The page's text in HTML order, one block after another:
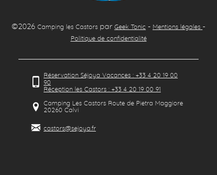
©2026 Camping les Castors par Geek Tonic - Mentions légales -
Politique de confidentialité
Réservation Séjoya Vacances : +33 4 20 19 00
90
Réception les Castors : +33 4 20 19 00 91
Camping Les Castors Route de Pietra Maggiore
20260 Calvi
castors@sejoya.fr